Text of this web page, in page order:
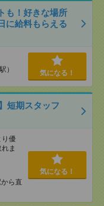
も！好きな場所
に給料もらえる
） 気になる！
短期スタッフ
優
ま
ら直
気になる！